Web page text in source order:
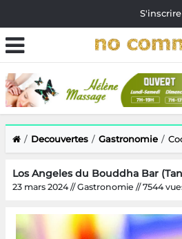
Decouvertes Gastronomie
Los Angeles du Bouddha Bar
23 mars 2024 // Gastronomie // 7544